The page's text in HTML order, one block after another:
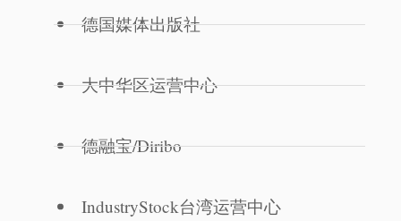
德国媒体出版社
大中华区运营中心
德融宝/Diribo
IndustryStock台湾运营中心